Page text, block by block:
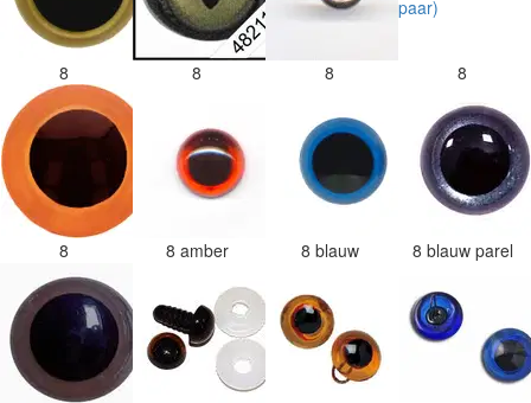
8 8 8 8
8 8 amber 8 blauw 8 blauw parel